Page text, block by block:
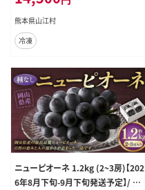
p---
熊本県山江村
冷凍
ニューピオーネ 1.2kg (2~3房)【202
6年8月下旬-9月下旬発送予定】/ ぶ